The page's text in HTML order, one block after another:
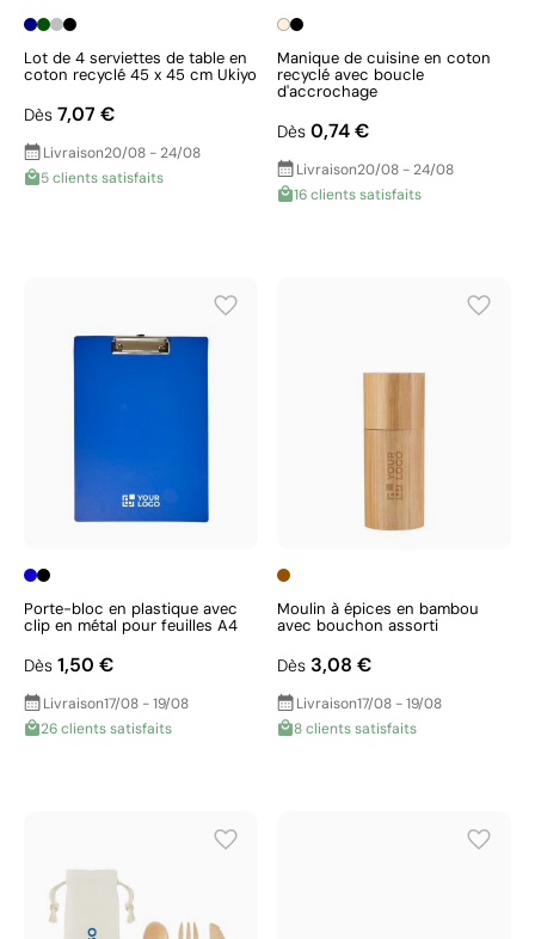
Lot de 4 serviettes de table en
coton recyclé 45 x 45 cm Ukiyo
Dès 7,07 €
Livraison20/08 - 24/08
5 clients satisfaits
Manique de cuisine en coton
recyclé avec boucle
d'accrochage
Dès 0,74 €
Livraison20/08 - 24/08
16 clients satisfaits
Porte-bloc en plastique avec
clip en métal pour feuilles A4
Dès 1,50 €
Livraison17/08 - 19/08
26 clients satisfaits
Moulin à épices en bambou
avec bouchon assorti
Dès 3,08 €
Livraison17/08 - 19/08
8 clients satisfaits